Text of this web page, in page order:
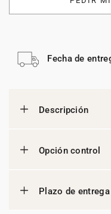
Fecha de
Descripción
Opción control
Plazo de entrega